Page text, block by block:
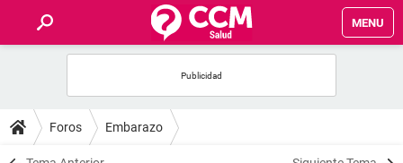
MENU
FOROS
Foros Embarazo